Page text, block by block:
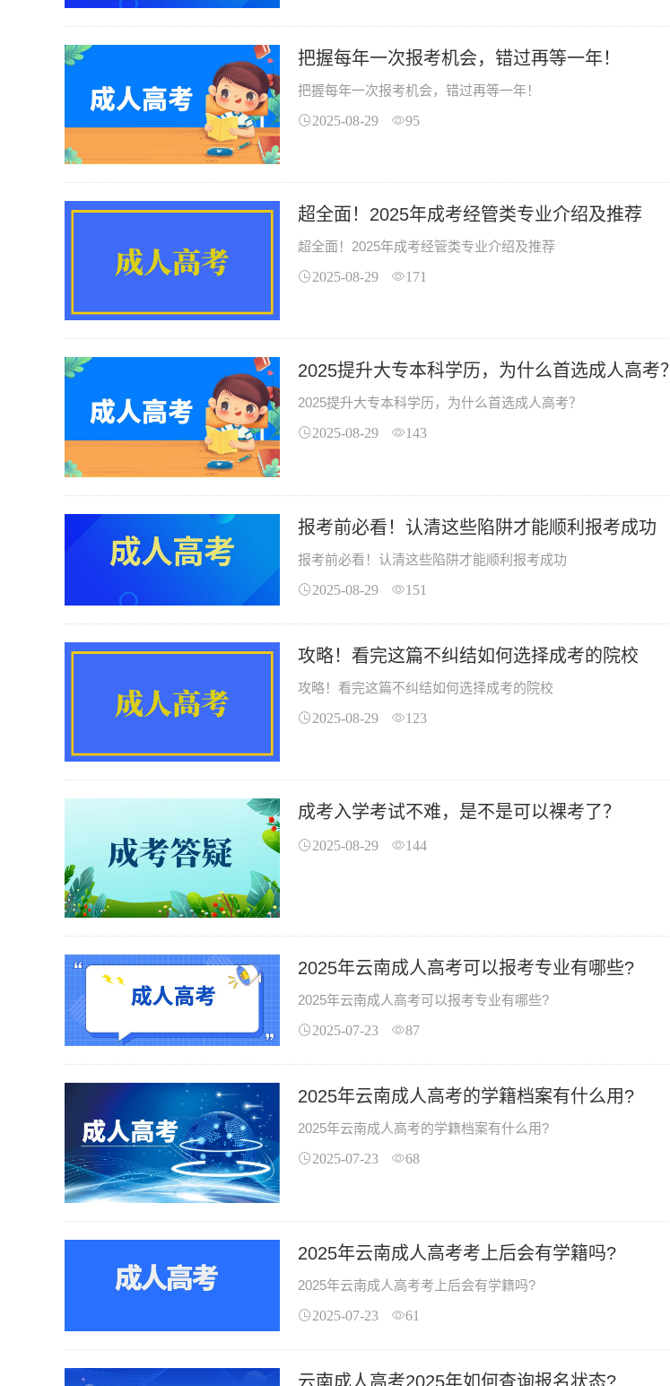
把握每年一次报考机会，错过再等一年！
把握每年一次报考机会，错过再等一年！
2025-08-29 95
超全面！2025年成考经管类专业介绍及推荐
超全面！2025年成考经管类专业介绍及推荐
2025-08-29 171
2025提升大专本科学历，为什么首选成人高考？
2025提升大专本科学历，为什么首选成人高考？
2025-08-29 143
报考前必看！认清这些陷阱才能顺利报考成功
报考前必看！认清这些陷阱才能顺利报考成功
2025-08-29 151
攻略！看完这篇不纠结如何选择成考的院校
攻略！看完这篇不纠结如何选择成考的院校
2025-08-29 123
成考入学考试不难，是不是可以裸考了？
2025-08-29 144
2025年云南成人高考可以报考专业有哪些?
2025年云南成人高考可以报考专业有哪些?
2025-07-23 87
2025年云南成人高考的学籍档案有什么用?
2025年云南成人高考的学籍档案有什么用?
2025-07-23 68
2025年云南成人高考考上后会有学籍吗?
2025年云南成人高考考上后会有学籍吗?
2025-07-23 61
云南成人高考2025年如何查询报名状态?